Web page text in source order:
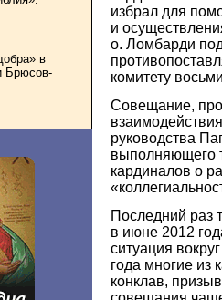
в
Брюсов-
избрал для
и
о. Ломбарди
комитету
Совещание,
руководства
выполняющего
кардиналов о
Последний раз
в июне 2012
ситуация
года многие из
конклав,